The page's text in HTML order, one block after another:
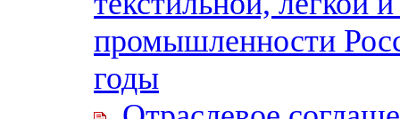
промышленности
годы